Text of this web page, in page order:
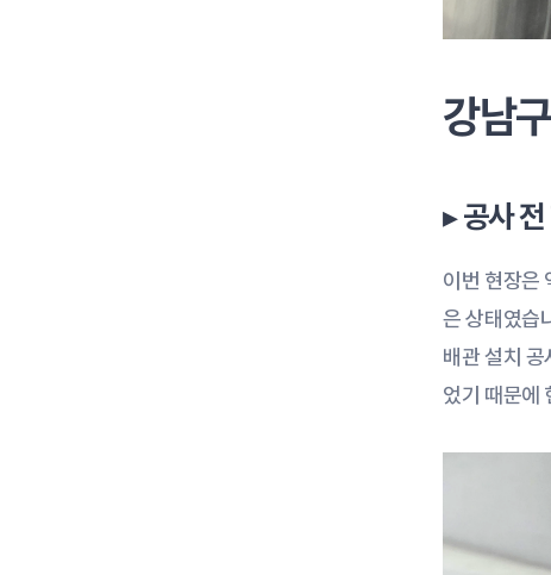
강남
▸ 공사 전
이번 현장은
은 상태였습
배관 설치 공
었기 때문에